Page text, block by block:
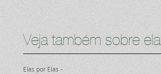
Veja também sobre ela
Elas por Elas -